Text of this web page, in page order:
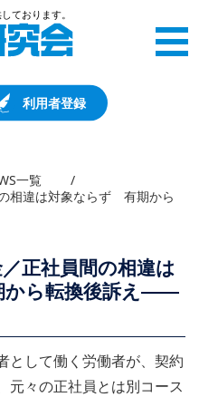
利用者登録
一覧
相違は対象ならず 有期から
正社員間の相違は
ら転換後訴え――
して働く労働者が、契約
元々の正社員とは別コース